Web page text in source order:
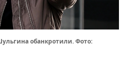
обанкротили. Фото: